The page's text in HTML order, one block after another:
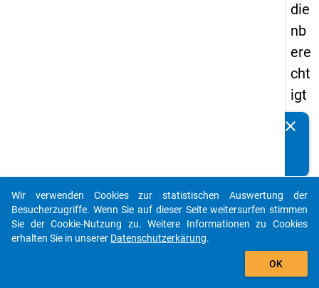
die
nb
ere
cht
igt
en
s
20
12
clear
auto_stories
add_shopping_cart
Wir verwenden Cookies zur statistischen Auswertung der
Besucherzugriffe. Wenn Sie auf dieser Seite weitersurfen stimmen
Sie der Cookie-Nutzung zu. Weitere Informationen zu Cookies
erhalten Sie in unserer Datenschutzerkärung.
OK